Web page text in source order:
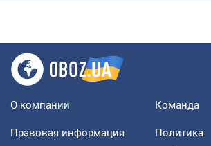
О компании Команда
Правовая информация
Политика